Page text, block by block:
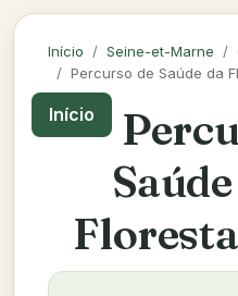
Início Seine-et-Marne
Percurso de Saúde da
Início